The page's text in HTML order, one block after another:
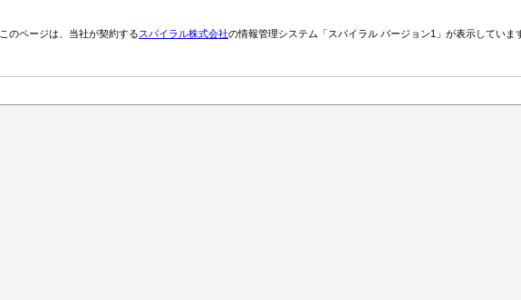
このページは、当社が契約するスパイラル株式会社の情報管理システム「スパイラル バージョン1」が表示していま